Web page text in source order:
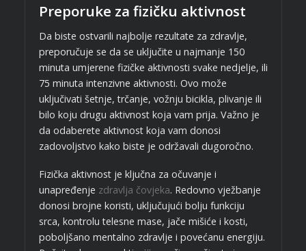
Preporuke za fizičku aktivnost
Da biste ostvarili najbolje rezultate za zdravlje,
preporučuje se da se uključite u najmanje 150
minuta umjerene fizičke aktivnosti svake nedjelje, ili
75 minuta intenzivne aktivnosti. Ovo može
uključivati šetnje, trčanje, vožnju bicikla, plivanje ili
bilo koju drugu aktivnost koja vam prija. Važno je
da odaberete aktivnost koja vam donosi
zadovoljstvo kako biste je održavali dugoročno.
Fizička aktivnost je ključna za očuvanje i
unapređenje zdravlja čovjeka. Redovno vježbanje
donosi brojne koristi, uključujući bolju funkciju
srca, kontrolu telesne mase, jače mišiće i kosti,
poboljšano mentalno zdravlje i povećanu energiju.